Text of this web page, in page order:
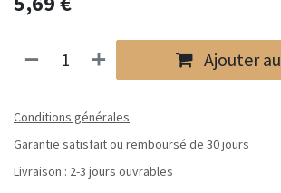
Ajouter
Conditions générales
Garantie satisfait ou remboursé de 30 jours
Livraison : 2-3 jours ouvrables